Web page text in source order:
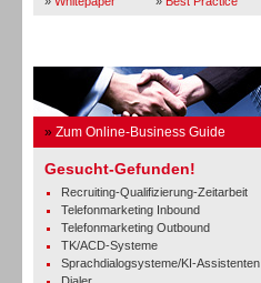
» Zum Online-Business Guide
Gesucht-Gefunden!
Recruiting-Qualifizierung-Zeitarbeit
Telefonmarketing Inbound
Telefonmarketing Outbound
TK/ACD-Systeme
Sprachdialogsysteme/KI-Assistenten